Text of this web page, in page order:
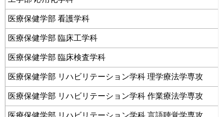
医療保健学部 看護学科
医療保健学部 臨床工学科
医療保健学部 臨床検査学科
医療保健学部 リハビリテーション学科 理学療法学専攻
医療保健学部 リハビリテーション学科 作業療法学専攻
医療保健学部 リハビリテーション学科 言語聴覚学専攻